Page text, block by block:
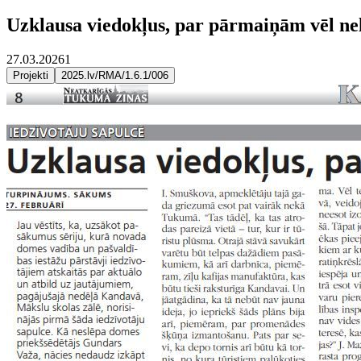
Uzklausa viedokļus, par pārmaiņām vēl
27.03.20261
Projekti 2025.lv/RMA/1.6.1/006